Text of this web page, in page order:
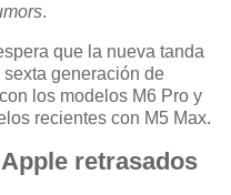
.
que la nueva tanda
generación de
los modelos M6 Pro y
recientes con M5 Max.
retrasados